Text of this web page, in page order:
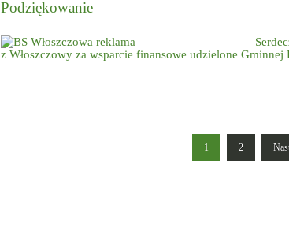
Podziękowanie
z Włoszczowy za wsparcie finansowe udzielone Gminnej
Strona
1 2